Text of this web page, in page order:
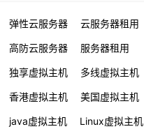
弹性云服务器 云服务器租用
高防云服务器 服务器租用
独享虚拟主机 多线虚拟主机
香港虚拟主机 美国虚拟主机
java虚拟主机 Linux虚拟主机